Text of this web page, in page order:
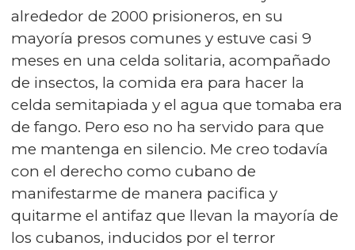
alrededor de 2000 prisioneros, en su
mayoría presos comunes y estuve casi 9
meses en una celda solitaria, acompañado
de insectos, la comida era para hacer la
celda semitapiada y el agua que tomaba era
de fango. Pero eso no ha servido para que
me mantenga en silencio. Me creo todavía
con el derecho como cubano de
manifestarme de manera pacifica y
quitarme el antifaz que llevan la mayoría de
los cubanos, inducidos por el terror